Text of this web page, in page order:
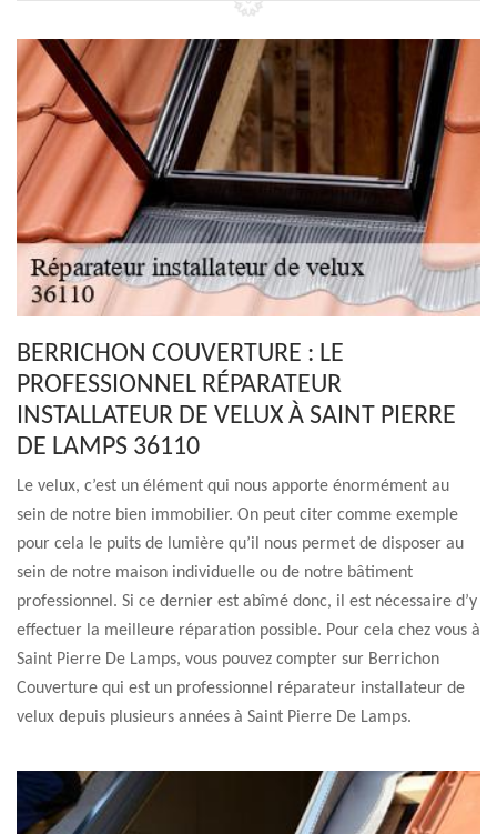
BERRICHON COUVERTURE : LE
PROFESSIONNEL RÉPARATEUR
INSTALLATEUR DE VELUX À SAINT PIERRE
DE LAMPS 36110
Le velux, c’est un élément qui nous apporte énormément au
sein de notre bien immobilier. On peut citer comme exemple
pour cela le puits de lumière qu’il nous permet de disposer au
sein de notre maison individuelle ou de notre bâtiment
professionnel. Si ce dernier est abîmé donc, il est nécessaire d’y
effectuer la meilleure réparation possible. Pour cela chez vous à
Saint Pierre De Lamps, vous pouvez compter sur Berrichon
Couverture qui est un professionnel réparateur installateur de
velux depuis plusieurs années à Saint Pierre De Lamps.